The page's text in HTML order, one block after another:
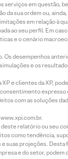
em questão,
sua ordem ou,
em relação à
ao seu perfil. Em
e o cenário
desempenhos
e os
e clientes da XP,
com as soluções
relatório ou seu
como tendência,
suas projeções. Desta
e do setor, podem